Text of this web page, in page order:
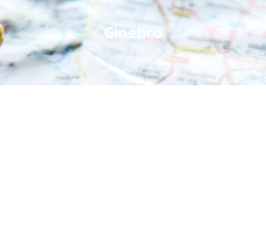
Ginebra